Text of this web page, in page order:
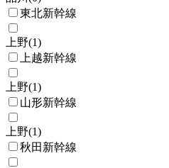
東北新幹線
上野(1)
上越新幹線
上野(1)
山形新幹線
上野(1)
秋田新幹線